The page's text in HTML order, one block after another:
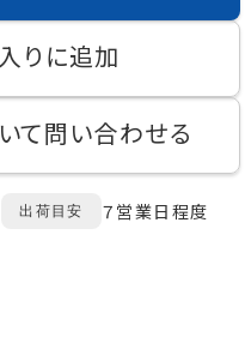
りに追加
て問い合わせる
出荷目安 ７営業日程度